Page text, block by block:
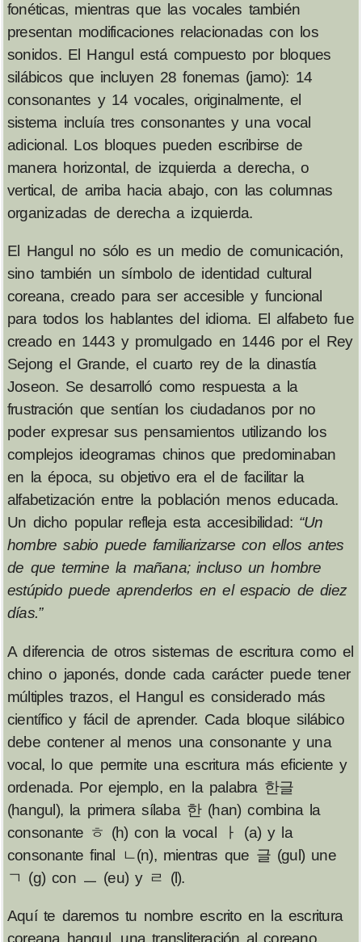
fonéticas, mientras que las vocales también
presentan modificaciones relacionadas con los
sonidos. El Hangul está compuesto por bloques
silábicos que incluyen 28 fonemas (jamo): 14
consonantes y 14 vocales, originalmente, el
sistema incluía tres consonantes y una vocal
adicional. Los bloques pueden escribirse de
manera horizontal, de izquierda a derecha, o
vertical, de arriba hacia abajo, con las columnas
organizadas de derecha a izquierda.
El Hangul no sólo es un medio de comunicación,
sino también un símbolo de identidad cultural
coreana, creado para ser accesible y funcional
para todos los hablantes del idioma. El alfabeto fue
creado en 1443 y promulgado en 1446 por el Rey
Sejong el Grande, el cuarto rey de la dinastía
Joseon. Se desarrolló como respuesta a la
frustración que sentían los ciudadanos por no
poder expresar sus pensamientos utilizando los
complejos ideogramas chinos que predominaban
en la época, su objetivo era el de facilitar la
alfabetización entre la población menos educada.
Un dicho popular refleja esta accesibilidad: “Un
hombre sabio puede familiarizarse con ellos antes
de que termine la mañana; incluso un hombre
estúpido puede aprenderlos en el espacio de diez
días.”
A diferencia de otros sistemas de escritura como el
chino o japonés, donde cada carácter puede tener
múltiples trazos, el Hangul es considerado más
científico y fácil de aprender. Cada bloque silábico
debe contener al menos una consonante y una
vocal, lo que permite una escritura más eficiente y
ordenada. Por ejemplo, en la palabra 한글
(hangul), la primera sílaba 한(han) combina la
consonante ㅎ (h) con la vocal ㅏ
(a) y la
consonante final ㄴ(n), mientras que 글(gul) une
ㄱ (g) con ㅡ (eu) y ㄹ (l).
Aquí te daremos tu nombre escrito en la escritura
coreana hangul, una transliteración al coreano.